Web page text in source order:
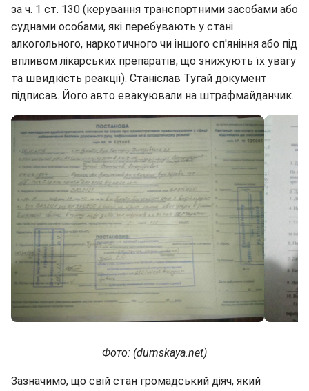
за ч. 1 ст. 130 (керування транспортними засобами або
суднами особами, які перебувають у стані
алкогольного, наркотичного чи іншого сп'яніння або під
впливом лікарських препаратів, що знижують їх увагу
та швидкість реакції). Станіслав Тугай документ
підписав. Його авто евакуювали на штрафмайданчик.
Фото: (dumskaya.net)
Зазначимо, що свій стан громадський діяч, який